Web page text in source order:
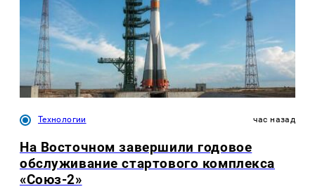
Технологии час назад
На Восточном завершили годовое
обслуживание стартового комплекса
«Союз-2»